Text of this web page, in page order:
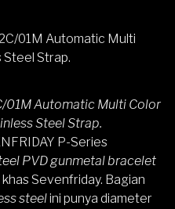
01M Automatic Multi Color
Steel Strap.
P-Series
PVD gunmetal bracelet
Sevenfriday. Bagian
steelini punya diameter